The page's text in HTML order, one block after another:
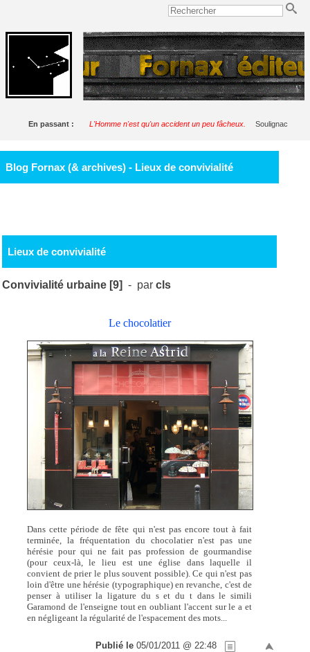
En passant : L'Homme n'est qu'un accident un peu fâcheux. Soulignac
Blog Fornax (& archives) - Lieux de convivialité
Lieux de convivialité
Convivialité urbaine [9] - parcls
Le chocolatier
Dans cette période de fête qui n'est pas encore tout à fait
terminée, la fréquentation du chocolatier n'est pas une
hérésie pour qui ne fait pas profession de gourmandise
(pour ceux-là, le lieu est une église dans laquelle il
convient de prier le plus souvent possible). Ce qui n'est pas
loin d'être une hérésie (typographique) en revanche, c'est de
penser à utiliser la ligature du s et du t dans le simili
Garamond de l'enseigne tout en oubliant l'accent sur le a et
en négligeant la régularité de l'espacement des mots...
Publié le 05/01/2011 @ 22:48